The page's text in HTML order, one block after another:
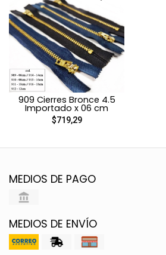
909 Cierres Bronce 4.5
Importado x 06 cm
$719,29
MEDIOS DE PAGO
MEDIOS DE ENVÍO